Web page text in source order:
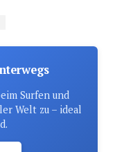
Surfen und
Welt zu – ideal